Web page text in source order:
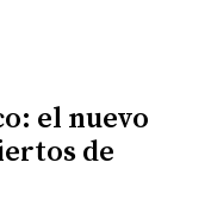
el nuevo
de